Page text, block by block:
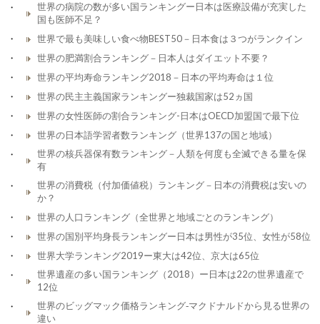
世界の病院の数が多い国ランキングー日本は医療設備が充実した
国も医師不足？
世界で最も美味しい食べ物BEST50－日本食は３つがランクイン
世界の肥満割合ランキング－日本人はダイエット不要？
世界の平均寿命ランキング2018－日本の平均寿命は１位
世界の民主主義国家ランキングー独裁国家は52ヵ国
世界の女性医師の割合ランキング-日本はOECD加盟国で最下位
世界の日本語学習者数ランキング（世界137の国と地域）
世界の核兵器保有数ランキング－人類を何度も全滅できる量を保
有
世界の消費税（付加価値税）ランキング－日本の消費税は安いの
か？
世界の人口ランキング（全世界と地域ごとのランキング）
世界の国別平均身長ランキングー日本は男性が35位、女性が58位
世界大学ランキング2019ー東大は42位、京大は65位
世界遺産の多い国ランキング（2018）ー日本は22の世界遺産で
12位
世界のビッグマック価格ランキング‐マクドナルドから見る世界の
違い